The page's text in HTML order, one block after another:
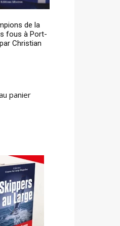
de la
fous à Port-
Christian
panier